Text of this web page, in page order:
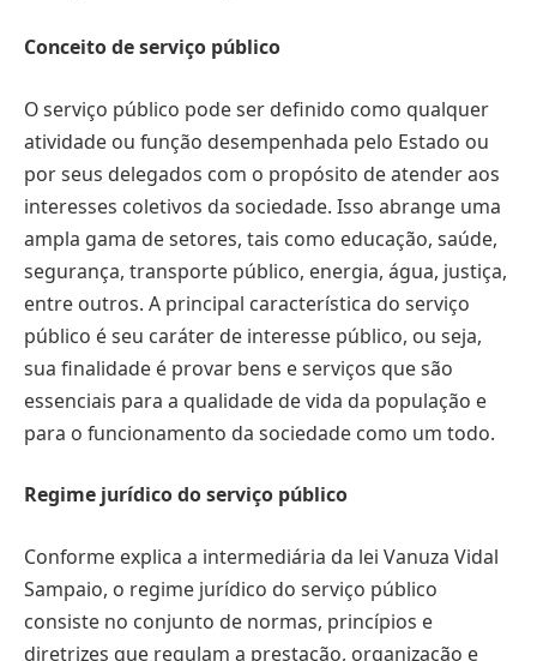
Conceito de serviço público
O serviço público pode ser definido como qualquer
atividade ou função desempenhada pelo Estado ou
por seus delegados com o propósito de atender aos
interesses coletivos da sociedade. Isso abrange uma
ampla gama de setores, tais como educação, saúde,
segurança, transporte público, energia, água, justiça,
entre outros. A principal característica do serviço
público é seu caráter de interesse público, ou seja,
sua finalidade é provar bens e serviços que são
essenciais para a qualidade de vida da população e
para o funcionamento da sociedade como um todo.
Regime jurídico do serviço público
Conforme explica a intermediária da lei Vanuza Vidal
Sampaio, o regime jurídico do serviço público
consiste no conjunto de normas, princípios e
diretrizes que regulam a prestação, organização e